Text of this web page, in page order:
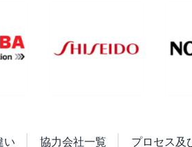
い 協力会社一覧 プロセス及